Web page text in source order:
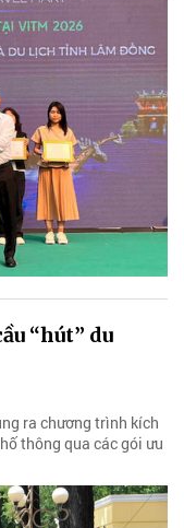
“hút” du
ra chương trình kích
thông qua các gói ưu